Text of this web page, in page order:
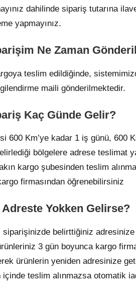
dahilinde sipariş tutarına
yapmayınız.
Ne Zaman
teslim edildiğinde,
maili gönderilmektedir.
Kaç Günde Gelir?
600 Km’ye kadar 1 iş günü, 600
bölgelere adrese teslimat
kargo şubesinden teslim
firmasından öğrenebilirsiniz
Yokken Gelirse?
siparişinizde belirttiğiniz
3 gün boyunca kargo
ürünlerin yeniden adresinize
içinde teslim alınmazsa otomatik